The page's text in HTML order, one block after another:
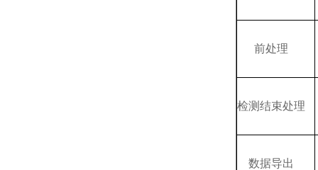
前处理
检测结束处理
数据导出